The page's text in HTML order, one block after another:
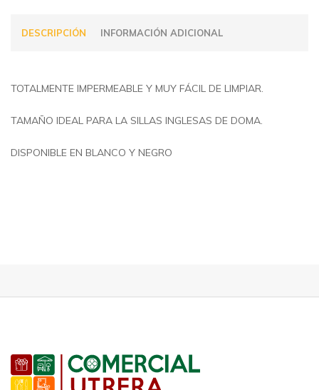
DESCRIPCIÓN INFORMACIÓN ADICIONAL
TOTALMENTE IMPERMEABLE Y MUY FÁCIL DE LIMPIAR.
TAMAÑO IDEAL PARA LA SILLAS INGLESAS DE DOMA.
DISPONIBLE EN BLANCO Y NEGRO